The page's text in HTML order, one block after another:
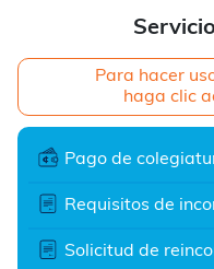
Para hacer
haga clic
Pago de
Requisitos de
Solicitud de